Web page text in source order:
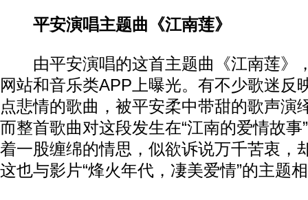
平安演唱主题曲《江南莲》
由平安演唱的这首主题曲《江南莲》
网站和音乐类APP上曝光。有不少歌迷反
点悲情的歌曲，被平安柔中带甜的歌声演
而整首歌曲对这段发生在“江南的爱情故事
着一股缠绵的情思，似欲诉说万千苦衷，
这也与影片“烽火年代，凄美爱情”的主题